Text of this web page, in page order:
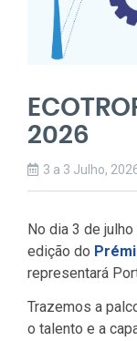
2026
3 a 3 Julho,
No dia 3 de
edição do
representará
Trazemos a
o talento e a